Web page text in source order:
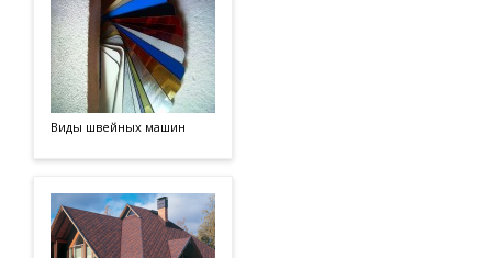
Виды швейных машин